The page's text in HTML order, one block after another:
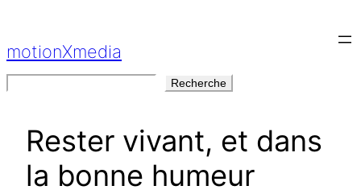
contenu
motionXmedia
Recherche
Rester vivant, et dans
la bonne humeur